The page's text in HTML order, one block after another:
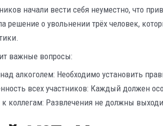
начали вести себя неуместно, что
решение о увольнении трёх человек,
важные вопросы:
алкоголем: Необходимо установить
всех участников: Каждый должен
коллегам: Развлечения не должны